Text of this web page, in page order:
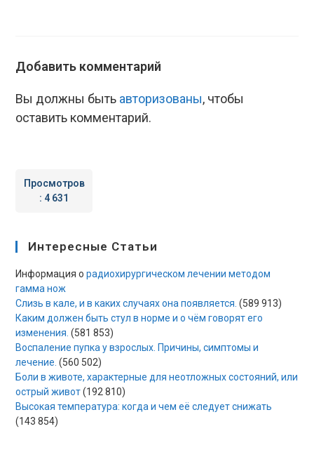
Добавить комментарий
Вы должны быть авторизованы, чтобы
оставить комментарий.
Просмотров
: 4 631
Интересные Статьи
Информация орадиохирургическом лечении методом
гамма нож
Слизь в кале, и в каких случаях она появляется. (589 913)
Каким должен быть стул в норме и о чём говорят его
изменения. (581 853)
Воспаление пупка у взрослых. Причины, симптомы и
лечение. (560 502)
Боли в животе, характерные для неотложных состояний, или
острый живот (192 810)
Высокая температура: когда и чем её следует снижать
(143 854)